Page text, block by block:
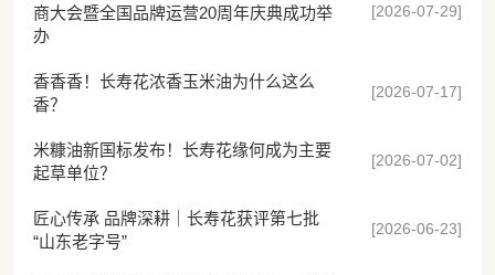
商大会暨全国品牌运营20周年庆典成功举
办
[2026-07-29]
香香香！长寿花浓香玉米油为什么这么
香？
[2026-07-17]
米糠油新国标发布！长寿花缘何成为主要
起草单位？
[2026-07-02]
匠心传承 品牌深耕｜长寿花获评第七批
“山东老字号”
[2026-06-23]